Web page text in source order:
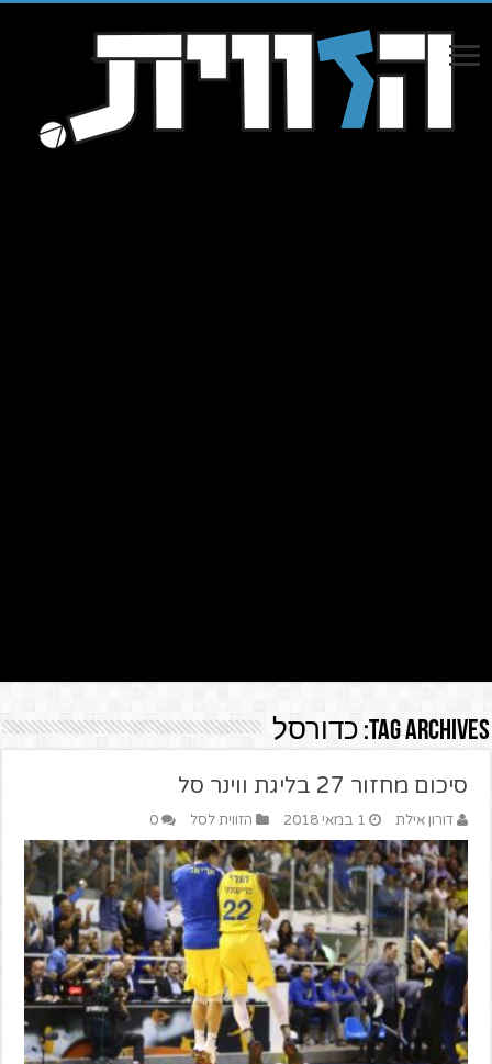
Tag Archives: כדורסל
סיכום מחזור 27 בליגת ווינר סל
דורון אילת 1 במאי 2018 הזווית לסל 0